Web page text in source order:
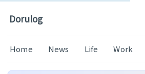
Dorulog
Home News Life Work